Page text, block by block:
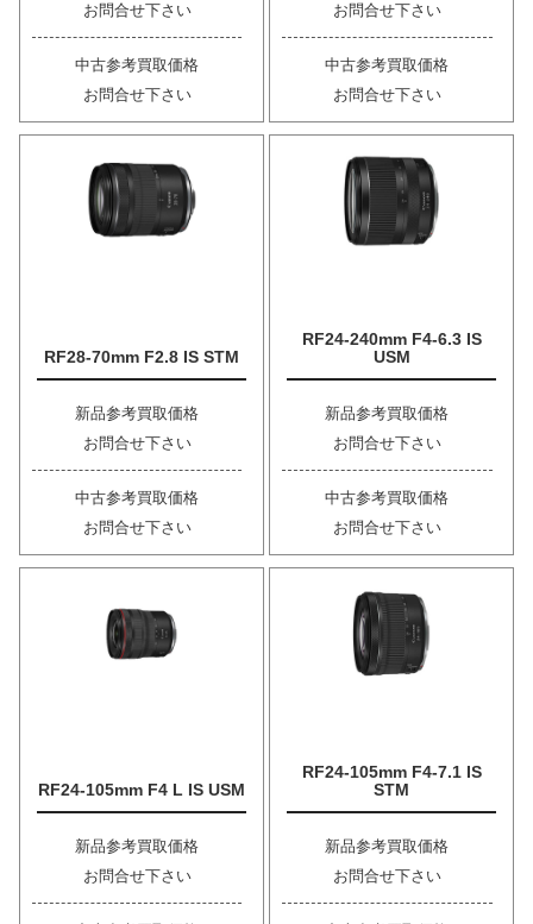
お問合せ下さい
中古参考買取価格
お問合せ下さい
お問合せ下さい
中古参考買取価格
お問合せ下さい
RF28-70mm F2.8 IS STM
新品参考買取価格
お問合せ下さい
中古参考買取価格
お問合せ下さい
RF24-240mm F4-6.3 IS
USM
新品参考買取価格
お問合せ下さい
中古参考買取価格
お問合せ下さい
RF24-105mm F4 L IS USM
新品参考買取価格
お問合せ下さい
RF24-105mm F4-7.1 IS
STM
新品参考買取価格
お問合せ下さい